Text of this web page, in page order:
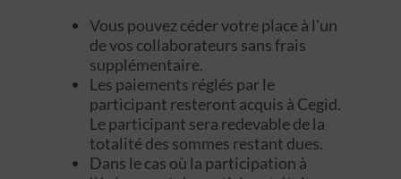
Vous pouvez céder votre place à l'un
de vos collaborateurs sans frais
supplémentaire.
Les paiements réglés par le
participant resteront acquis à Cegid.
Le participant sera redevable de la
totalité des sommes restant dues.
Dans le cas où la participation à